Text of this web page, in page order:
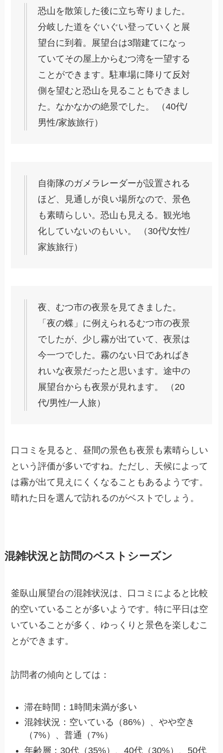
恐山を散策した後に立ち寄りました。
分岐した道をぐいぐい登っていくと展
望台に到着。展望台は3階建てになっ
ていてその屋上からむつ湾を一望する
ことができます。駐車場に降りて反対
側を望むと恐山を見ることもできまし
た。なかなかの絶景でした。 （40代/
男性/家族旅行）
自衛隊のガメラレーダーが設置される
ほど、見通しが良い場所なので、景色
も素晴らしい。恐山も見える。観光地
化していないのもいい。 （30代/女性/
家族旅行）
夜、むつ市の夜景を見てきました。
「夜の蝶」に例えられるむつ市の夜景
でしたが、少し霧が出ていて、夜景は
今一つでした。霧のない日であればき
れいな夜景だったと思います。途中の
展望台からも夜景が見れます。 （20
代/男性/一人旅）
口コミを見ると、昼間の景色も夜景も素晴らしい
という評価が多いですね。ただし、天候によって
は霧が出て見えにくくなることもあるようです。
晴れた日を選んで訪れるのがベストでしょう。
混雑状況と訪問のベストシーズン
釜臥山展望台の混雑状況は、口コミによると比較
的空いていることが多いようです。特に平日は空
いていることが多く、ゆっくりと景色を楽しむこ
とができます。
訪問者の傾向としては：
滞在時間：1時間未満が多い
混雑状況：空いている（86%）、やや空き
（7%）、普通（7%）
年齢層：30代（35%）、40代（30%）、50代